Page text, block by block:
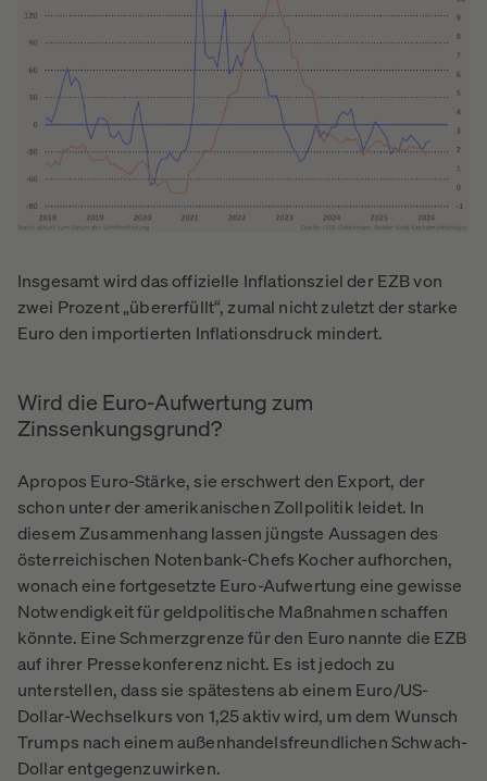
Insgesamt wird das offizielle Inflationsziel der EZB von
zwei Prozent „übererfüllt“, zumal nicht zuletzt der starke
Euro den importierten Inflationsdruck mindert.
Wird die Euro-Aufwertung zum
Zinssenkungsgrund?
Apropos Euro-Stärke, sie erschwert den Export, der
schon unter der amerikanischen Zollpolitik leidet. In
diesem Zusammenhang lassen jüngste Aussagen des
österreichischen Notenbank-Chefs Kocher aufhorchen,
wonach eine fortgesetzte Euro-Aufwertung eine gewisse
Notwendigkeit für geldpolitische Maßnahmen schaffen
könnte. Eine Schmerzgrenze für den Euro nannte die EZB
auf ihrer Pressekonferenz nicht. Es ist jedoch zu
unterstellen, dass sie spätestens ab einem Euro/US-
Dollar-Wechselkurs von 1,25 aktiv wird, um dem Wunsch
Trumps nach einem außenhandelsfreundlichen Schwach-
Dollar entgegenzuwirken.